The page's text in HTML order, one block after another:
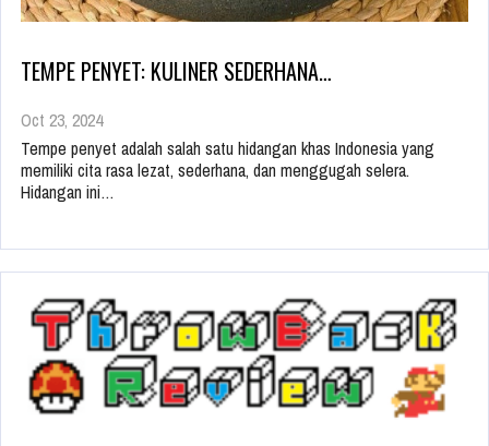
TEMPE PENYET: KULINER SEDERHANA…
Oct 23, 2024
Tempe penyet adalah salah satu hidangan khas Indonesia yang
memiliki cita rasa lezat, sederhana, dan menggugah selera.
Hidangan ini…